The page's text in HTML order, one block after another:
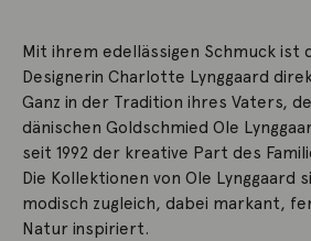
Mit ihrem edellässigen Schmuck ist
Designerin Charlotte Lynggaard
Ganz in der Tradition ihres Vaters,
dänischen Goldschmied Ole
seit 1992 der kreative Part des
Die Kollektionen von Ole Lynggaard
modisch zugleich, dabei markant,
Natur inspiriert.